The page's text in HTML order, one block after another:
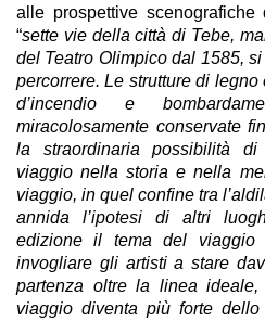
alle prospettive
“sette vie della città di Tebe,
del Teatro Olimpico dal 1585,
percorrere. Le strutture di
d’incendio e
miracolosamente conservate
la straordinaria possibilità
viaggio nella storia e nella
viaggio, in quel confine tra
annida l’ipotesi di altri
edizione il tema del
invogliare gli artisti a stare
partenza oltre la linea ideale,
viaggio diventa più forte